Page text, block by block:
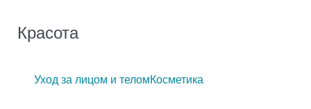
Красота
Уход за лицом и теломКосметика